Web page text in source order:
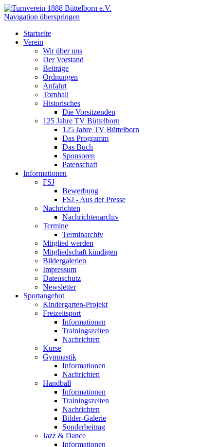
Navigation überspringen
Startseite
Verein
Wir über uns
Der Vorstand
Beiträge
Ordnungen
Anfahrt
Tornhall
Historisches
Die Vorsitzenden
125 Jahre TV Büttelborn
125 Jahre TV Büttelborn
Das Programm
Das Buch
Sponsoren
Patenschaft
Informationen
FSJ
Bewerbung
FSJ - Aus der Presse
Nachrichten
Nachrichtenarchiv
Termine
Terminarchiv
Mitglied werden
Mitgliedschaft kündigen
Bildergalerien
Impressum
Datenschutz
Newsletter
Sportangebot
Kindergarten-Projekt
Freizeitsport
Informationen
Trainingszeiten
Nachrichten
Kurse
Gymnastik
Informationen
Nachrichten
Handball
Informationen
Trainingszeiten
Nachrichten
Bilder-Galerie
Sonderbeitrag
Jazz & Dance
Informationen